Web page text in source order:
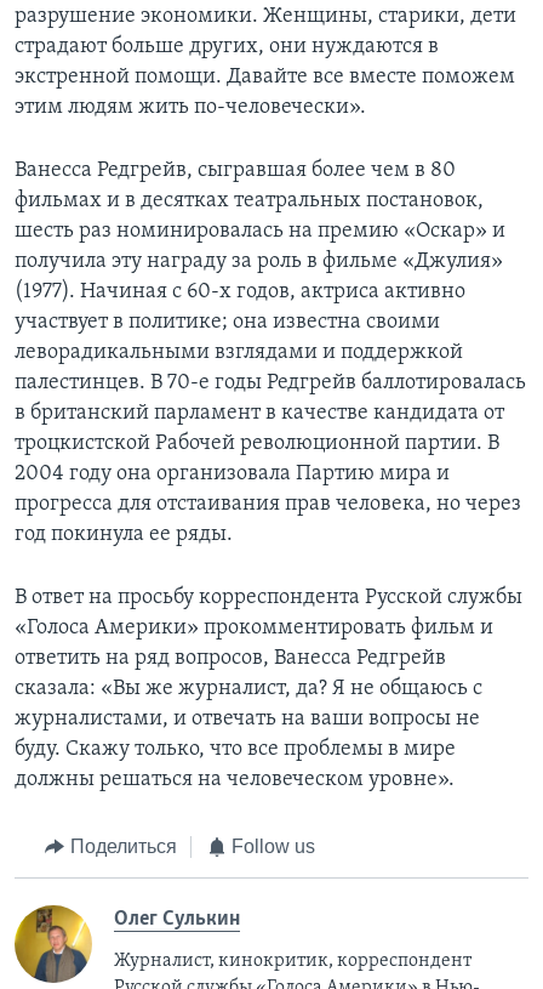
разрушение экономики. Женщины, старики, дети
страдают больше других, они нуждаются в
экстренной помощи. Давайте все вместе поможем
этим людям жить по-человечески».
Ванесса Редгрейв, сыгравшая более чем в 80
фильмах и в десятках театральных постановок,
шесть раз номинировалась на премию «Оскар» и
получила эту награду за роль в фильме «Джулия»
(1977). Начиная с 60-х годов, актриса активно
участвует в политике; она известна своими
леворадикальными взглядами и поддержкой
палестинцев. В 70-е годы Редгрейв баллотировалась
в британский парламент в качестве кандидата от
троцкистской Рабочей революционной партии. В
2004 году она организовала Партию мира и
прогресса для отстаивания прав человека, но через
год покинула ее ряды.
В ответ на просьбу корреспондента Русской службы
«Голоса Америки» прокомментировать фильм и
ответить на ряд вопросов, Ванесса Редгрейв
сказала: «Вы же журналист, да? Я не общаюсь с
журналистами, и отвечать на ваши вопросы не
буду. Скажу только, что все проблемы в мире
должны решаться на человеческом уровне».
Поделиться Follow us
Олег Сулькин
Журналист, кинокритик, корреспондент